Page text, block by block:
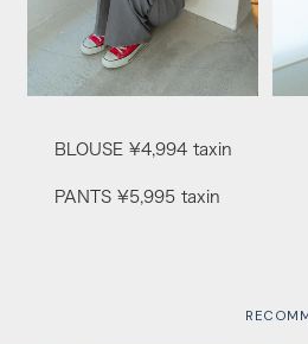
BLOUSE ¥4,994 taxin
PANTS ¥5,995 taxin